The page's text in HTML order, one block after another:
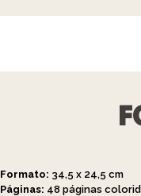
Formato: 34,5 x 24,5 cm
Páginas: 48 páginas